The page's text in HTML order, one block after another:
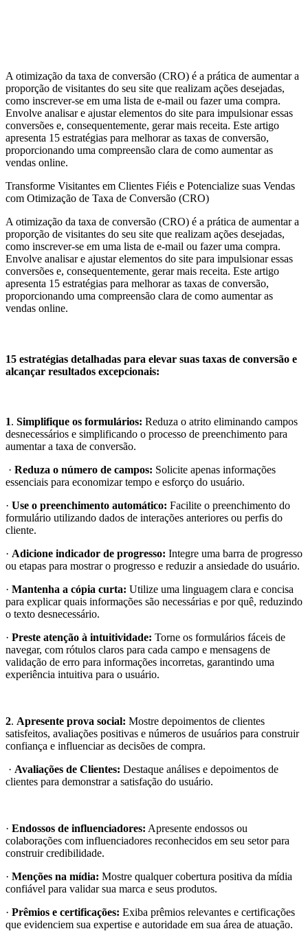
A otimização da taxa de conversão (CRO) é a prática de aumentar a
proporção de visitantes do seu site que realizam ações desejadas,
como inscrever-se em uma lista de e-mail ou fazer uma compra.
Envolve analisar e ajustar elementos do site para impulsionar essas
conversões e, consequentemente, gerar mais receita. Este artigo
apresenta 15 estratégias para melhorar as taxas de conversão,
proporcionando uma compreensão clara de como aumentar as
vendas online.
Transforme Visitantes em Clientes Fiéis e Potencialize suas Vendas
com Otimização de Taxa de Conversão (CRO)
A otimização da taxa de conversão (CRO) é a prática de aumentar a
proporção de visitantes do seu site que realizam ações desejadas,
como inscrever-se em uma lista de e-mail ou fazer uma compra.
Envolve analisar e ajustar elementos do site para impulsionar essas
conversões e, consequentemente, gerar mais receita. Este artigo
apresenta 15 estratégias para melhorar as taxas de conversão,
proporcionando uma compreensão clara de como aumentar as
vendas online.
15 estratégias detalhadas para elevar suas taxas de conversão e
alcançar resultados excepcionais:
1. Simplifique os formulários: Reduza o atrito eliminando campos
desnecessários e simplificando o processo de preenchimento para
aumentar a taxa de conversão.
· Reduza o número de campos: Solicite apenas informações
essenciais para economizar tempo e esforço do usuário.
· Use o preenchimento automático: Facilite o preenchimento do
formulário utilizando dados de interações anteriores ou perfis do
cliente.
· Adicione indicador de progresso: Integre uma barra de progresso
ou etapas para mostrar o progresso e reduzir a ansiedade do usuário.
· Mantenha a cópia curta: Utilize uma linguagem clara e concisa
para explicar quais informações são necessárias e por quê, reduzindo
o texto desnecessário.
· Preste atenção à intuitividade: Torne os formulários fáceis de
navegar, com rótulos claros para cada campo e mensagens de
validação de erro para informações incorretas, garantindo uma
experiência intuitiva para o usuário.
2. Apresente prova social: Mostre depoimentos de clientes
satisfeitos, avaliações positivas e números de usuários para construir
confiança e influenciar as decisões de compra.
· Avaliações de Clientes: Destaque análises e depoimentos de
clientes para demonstrar a satisfação do usuário.
· Endossos de influenciadores: Apresente endossos ou
colaborações com influenciadores reconhecidos em seu setor para
construir credibilidade.
· Menções na mídia: Mostre qualquer cobertura positiva da mídia
confiável para validar sua marca e seus produtos.
· Prêmios e certificações: Exiba prêmios relevantes e certificações
que evidenciem sua expertise e autoridade em sua área de atuação.